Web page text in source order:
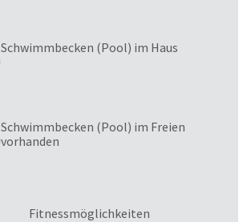
Schwimmbecken (Pool) im Haus
Schwimmbecken (Pool) im Freien
vorhanden
Fitnessmöglichkeiten